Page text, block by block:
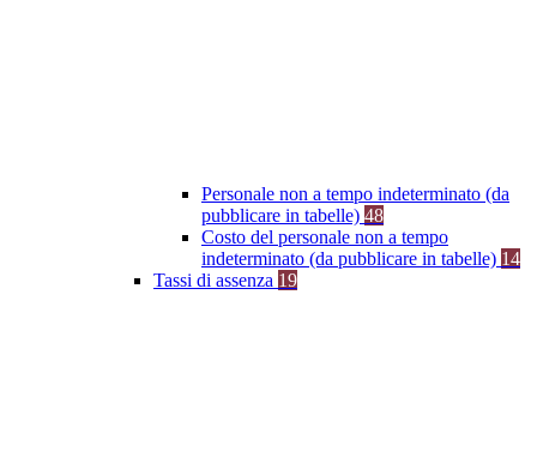
Personale non a tempo indeterminato (da
pubblicare in tabelle) 48
Costo del personale non a tempo
indeterminato (da pubblicare in tabelle) 14
Tassi di assenza 19